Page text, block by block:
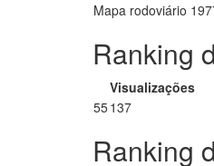
Mapa rodoviário
Ranking
Visualizações
55137
Ranking